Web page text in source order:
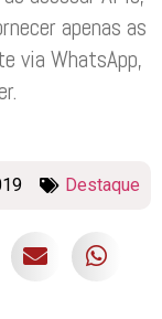
apenas as
via WhatsApp,
Destaque